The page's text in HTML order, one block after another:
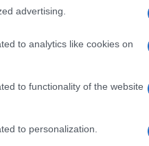
advertising.
to analytics like cookies on
to functionality of the website
to personalization.
tipo de activo.